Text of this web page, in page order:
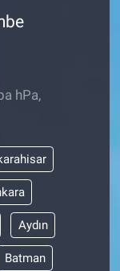
hPa,
Aydın
Batman